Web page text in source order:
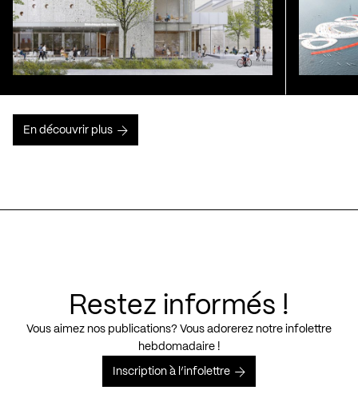
En découvrir plus
Restez informés !
Vous aimez nos publications? Vous adorerez notre infolettre
hebdomadaire !
Inscription à l’infolettre